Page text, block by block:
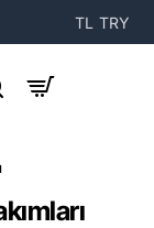
TL TRY